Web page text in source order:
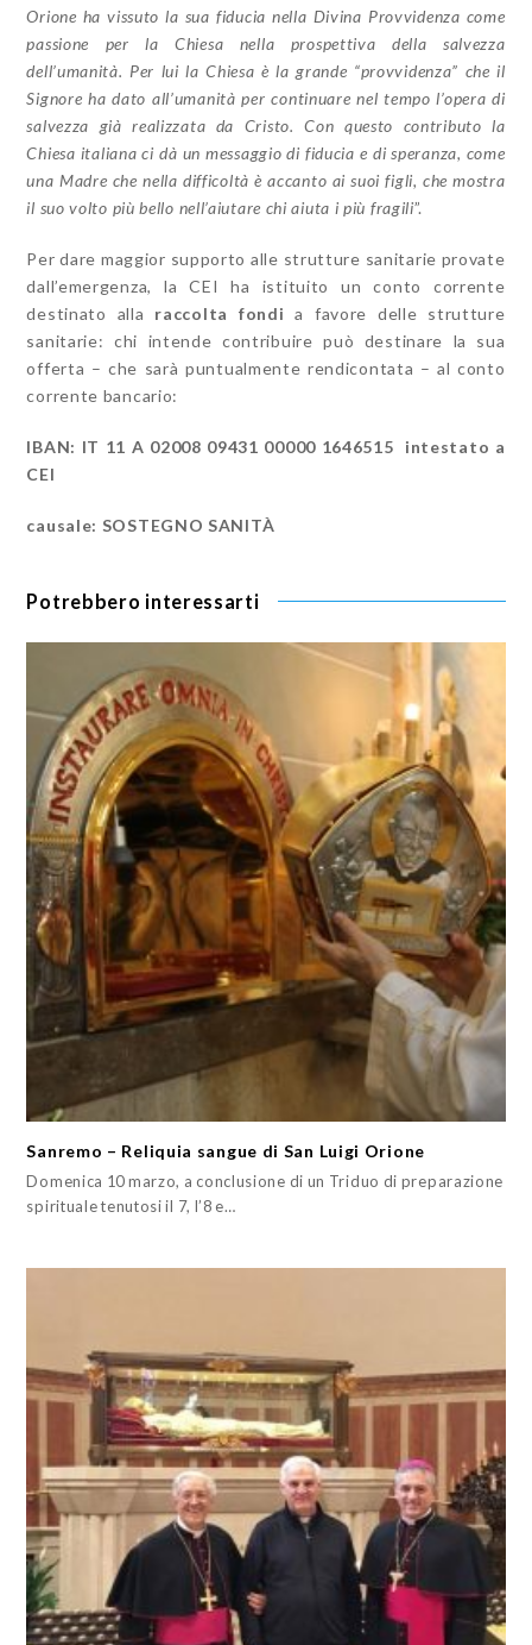
Orione ha vissuto la sua fiducia nella Divina Provvidenza come
passione per la Chiesa nella prospettiva della salvezza
dell’umanità. Per lui la Chiesa è la grande “provvidenza” che il
Signore ha dato all’umanità per continuare nel tempo l’opera di
salvezza già realizzata da Cristo. Con questo contributo la
Chiesa italiana ci dà un messaggio di fiducia e di speranza, come
una Madre che nella difficoltà è accanto ai suoi figli, che mostra
il suo volto più bello nell’aiutare chi aiuta i più fragili”.
Per dare maggior supporto alle strutture sanitarie provate
dall’emergenza, la CEI ha istituito un conto corrente
destinato alla raccolta fondi a favore delle strutture
sanitarie: chi intende contribuire può destinare la sua
offerta – che sarà puntualmente rendicontata – al conto
corrente bancario:
IBAN: IT 11 A 02008 09431 00000 1646515 intestato a
CEI
causale: SOSTEGNO SANITÀ
Potrebbero interessarti
Sanremo – Reliquia sangue di San Luigi Orione
Domenica 10 marzo, a conclusione di un Triduo di preparazione
spirituale tenutosi il 7, l’8 e…